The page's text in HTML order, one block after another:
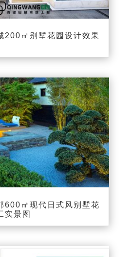
200㎡别墅花园设计效果
600㎡现代日式风别墅花
实景图